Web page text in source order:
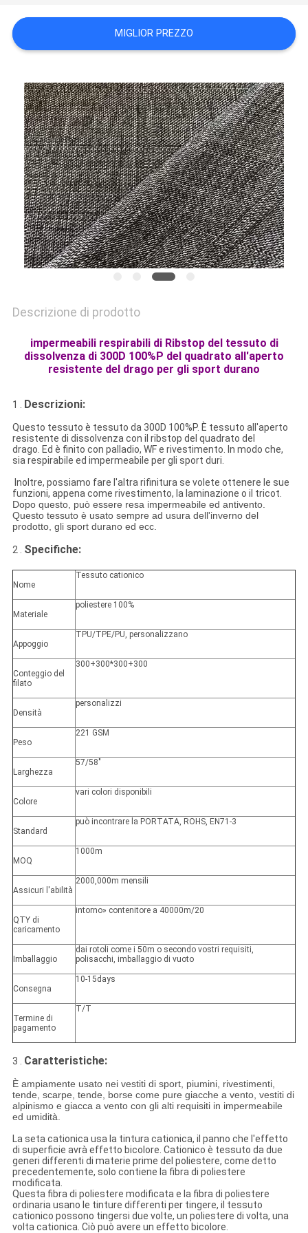
DEL
SITO
PRIVACY
POLICY
MIGLIOR PREZZO
Descrizione di prodotto
impermeabili respirabili di Ribstop del tessuto di
dissolvenza di 300D 100%P del quadrato all'aperto
resistente del drago per gli sport durano
1 . Descrizioni:
Questo tessuto è tessuto da 300D 100%P. È tessuto all'aperto
resistente di dissolvenza con il ribstop del quadrato del
drago. Ed è finito con palladio, WF e rivestimento. In modo che,
sia respirabile ed impermeabile per gli sport duri.
Inoltre, possiamo fare l'altra rifinitura se volete ottenere le sue
funzioni, appena come rivestimento, la laminazione o il tricot.
Dopo questo, può essere resa impermeabile ed antivento.
Questo tessuto è usato sempre ad usura dell'inverno del
prodotto, gli sport durano ed ecc.
2 . Specifiche:
Nome
Tessuto cationico
Materiale
poliestere 100%
Appoggio
TPU/TPE/PU, personalizzano
Conteggio del
filato
300+300*300+300
Densità
personalizzi
Peso
221 GSM
Larghezza
57/58"
Colore
vari colori disponibili
Standard
può incontrare la PORTATA, ROHS, EN71-3
MOQ
1000m
Assicuri l'abilità
2000,000m mensili
QTY di
caricamento
intorno» contenitore a 40000m/20
Imballaggio
dai rotoli come i 50m o secondo vostri requisiti,
polisacchi, imballaggio di vuoto
Consegna
10-15days
Termine di
pagamento
T/T
3 . Caratteristiche:
È ampiamente usato nei vestiti di sport, piumini, rivestimenti,
tende, scarpe, tende, borse come pure giacche a vento, vestiti di
alpinismo e giacca a vento con gli alti requisiti in impermeabile
ed umidità.
La seta cationica usa la tintura cationica, il panno che l'effetto
di superficie avrà effetto bicolore. Cationico è tessuto da due
generi differenti di materie prime del poliestere, come detto
precedentemente, solo contiene la fibra di poliestere
modificata.
Questa fibra di poliestere modificata e la fibra di poliestere
ordinaria usano le tinture differenti per tingere, il tessuto
cationico possono tingersi due volte, un poliestere di volta, una
volta cationica. Ciò può avere un effetto bicolore.